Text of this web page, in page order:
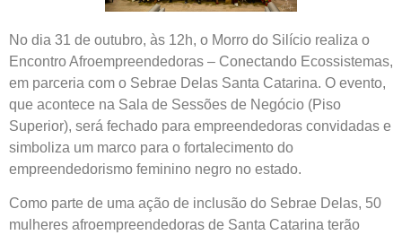
No dia 31 de outubro, às 12h, o Morro do Silício realiza o
Encontro Afroempreendedoras – Conectando Ecossistemas,
em parceria com o Sebrae Delas Santa Catarina. O evento,
que acontece na Sala de Sessões de Negócio (Piso
Superior), será fechado para empreendedoras convidadas e
simboliza um marco para o fortalecimento do
empreendedorismo feminino negro no estado.
Como parte de uma ação de inclusão do Sebrae Delas, 50
mulheres afroempreendedoras de Santa Catarina terão